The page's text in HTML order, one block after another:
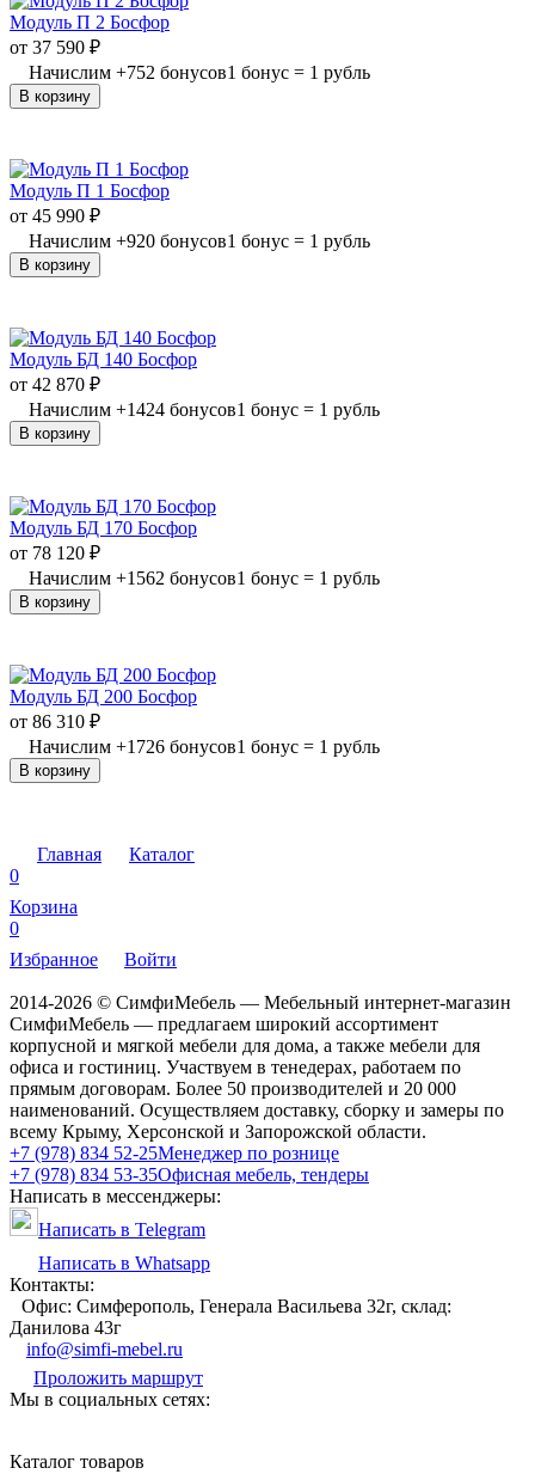
Модуль П 2 Босфор
от 37 590 ₽
Начислим +752 бонусов1 бонус = 1 рубль
В корзину
Модуль П 1 Босфор
от 45 990 ₽
Начислим +920 бонусов1 бонус = 1 рубль
В корзину
Модуль БД 140 Босфор
от 42 870 ₽
Начислим +1424 бонусов1 бонус = 1 рубль
В корзину
Модуль БД 170 Босфор
от 78 120 ₽
Начислим +1562 бонусов1 бонус = 1 рубль
В корзину
Модуль БД 200 Босфор
от 86 310 ₽
Начислим +1726 бонусов1 бонус = 1 рубль
В корзину
Главная
Каталог
0
Корзина
0
Избранное
Войти
2014-2026 © СимфиМебель — Мебельный интернет-магазин
СимфиМебель — предлагаем широкий ассортимент
корпусной и мягкой мебели для дома, а также мебели для
офиса и гостиниц. Участвуем в тенедерах, работаем по
прямым договорам. Более 50 производителей и 20 000
наименований. Осуществляем доставку, сборку и замеры по
всему Крыму, Херсонской и Запорожской области.
+7 (978) 834 52-25Менеджер по рознице
+7 (978) 834 53-35Офисная мебель, тендеры
Написать в мессенджеры:
Написать в Telegram
Написать в Whatsapp
Контакты:
Офис: Симферополь, Генерала Васильева 32г, склад:
Данилова 43г
info@simfi-mebel.ru
Проложить маршрут
Мы в социальных сетях:
Каталог товаров